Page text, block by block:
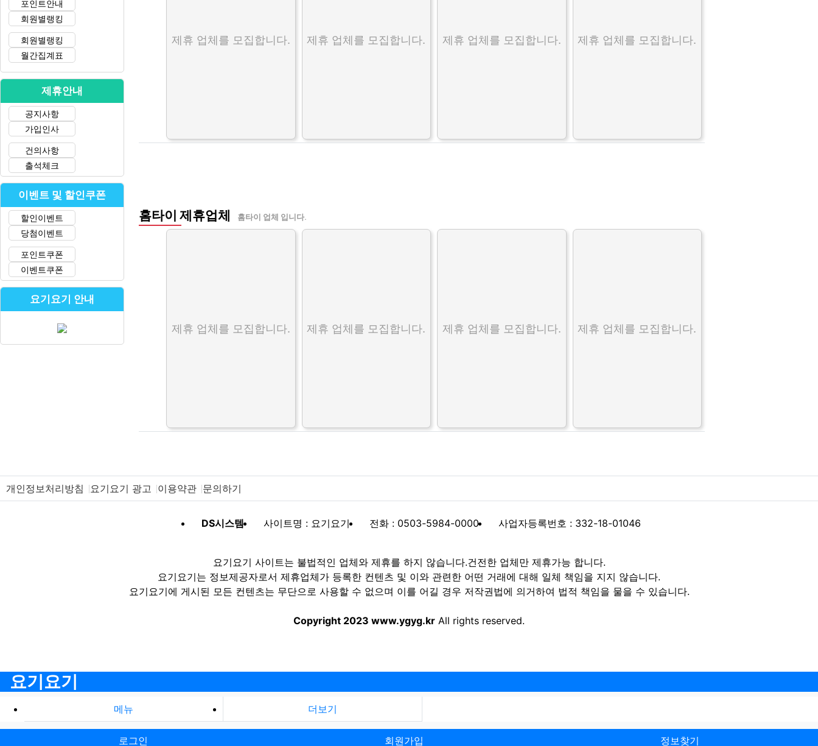
제휴 업체를 모집합니다. 제휴 업체를 모집합니다. 제휴 업체를 모집합니다. 제휴 업체를 모집합니다.
홈타이 제휴업체 홈타이 업체 입니다.
제휴 업체를 모집합니다. 제휴 업체를 모집합니다. 제휴 업체를 모집합니다. 제휴 업체를 모집합니다.
포인트안내
회원별랭킹
회원별랭킹
월간집계표
제휴안내
공지사항
가입인사
건의사항
출석체크
이벤트 및 할인쿠폰
할인이벤트
당첨이벤트
포인트쿠폰
이벤트쿠폰
요기요기 안내
개인정보처리방침 요기요기 광고 이용약관 문의하기
DS시스템 사이트명 : 요기요기 전화 : 0503-5984-0000 사업자등록번호 : 332-18-01046
요기요기 사이트는 불법적인 업체와 제휴를 하지 않습니다.건전한 업체만 제휴가능 합니다.
요기요기는 정보제공자로서 제휴업체가 등록한 컨텐츠 및 이와 관련한 어떤 거래에 대해 일체 책임을 지지 않습니다.
요기요기에 게시된 모든 컨텐츠는 무단으로 사용할 수 없으며 이를 어길 경우 저작권법에 의거하여 법적 책임을 물을 수 있습니다.
Copyright 2023 www.ygyg.kr All rights reserved.
요기요기
메뉴 더보기
로그인 회원가입 정보찾기